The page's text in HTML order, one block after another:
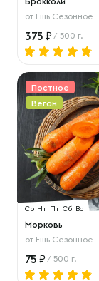
от Ешь Сезонное
375 / 500 г.
Постное
Веган
Ср Чт Пт Сб Вс
Морковь
от Ешь Сезонное
75 / 500 г.